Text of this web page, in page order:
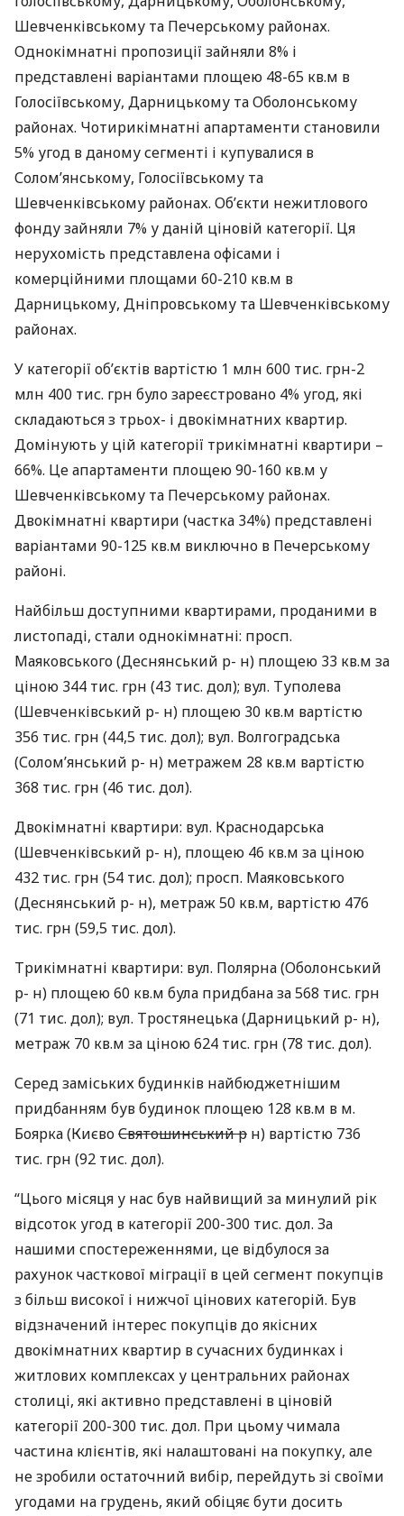
Шевченківському та Печерському районах.
Однокімнатні пропозиції зайняли 8% і
представлені варіантами площею 48-65 кв.м в
Голосіївському, Дарницькому та Оболонському
районах. Чотирикімнатні апартаменти становили
5% угод в даному сегменті і купувалися в
Солом’янському, Голосіївському та
Шевченківському районах. Об’єкти нежитлового
фонду зайняли 7% у даній ціновій категорії. Ця
нерухомість представлена ​​офісами і
комерційними площами 60-210 кв.м в
Дарницькому, Дніпровському та Шевченківському
районах.
У категорії об’єктів вартістю 1 млн 600 тис. грн-2
млн 400 тис. грн було зареєстровано 4% угод, які
складаються з трьох- і двокімнатних квартир.
Домінують у цій категорії трикімнатні квартири –
66%. Це апартаменти площею 90-160 кв.м у
Шевченківському та Печерському районах.
Двокімнатні квартири (частка 34%) представлені
варіантами 90-125 кв.м виключно в Печерському
районі.
Найбільш доступними квартирами, проданими в
листопаді, стали однокімнатні: просп.
Маяковського (Деснянський р- н) площею 33 кв.м за
ціною 344 тис. грн (43 тис. дол); вул. Туполева
(Шевченківський р- н) площею 30 кв.м вартістю
356 тис. грн (44,5 тис. дол); вул. Волгоградська
(Солом’янський р- н) метражем 28 кв.м вартістю
368 тис. грн (46 тис. дол).
Двокімнатні квартири: вул. Краснодарська
(Шевченківський р- н), площею 46 кв.м за ціною
432 тис. грн (54 тис. дол); просп. Маяковського
(Деснянський р- н), метраж 50 кв.м, вартістю 476
тис. грн (59,5 тис. дол).
Трикімнатні квартири: вул. Полярна (Оболонський
р- н) площею 60 кв.м була придбана за 568 тис. грн
(71 тис. дол); вул. Тростянецька (Дарницький р- н),
метраж 70 кв.м за ціною 624 тис. грн (78 тис. дол).
Серед заміських будинків найбюджетнішим
придбанням був будинок площею 128 кв.м в м.
Боярка (КиєвоСвятошинський р н) вартістю 736
тис. грн (92 тис. дол).
“Цього місяця у нас був найвищий за минулий рік
відсоток угод в категорії 200-300 тис. дол. За
нашими спостереженнями, це відбулося за
рахунок часткової міграції в цей сегмент покупців
з більш високої і нижчої цінових категорій. Був
відзначений інтерес покупців до якісних
двокімнатних квартир в сучасних будинках і
житлових комплексах у центральних районах
столиці, які активно представлені в ціновій
категорії 200-300 тис. дол. При цьому чимала
частина клієнтів, які налаштовані на покупку, але
не зробили остаточний вибір, перейдуть зі своїми
угодами на грудень, який обіцяє бути досить